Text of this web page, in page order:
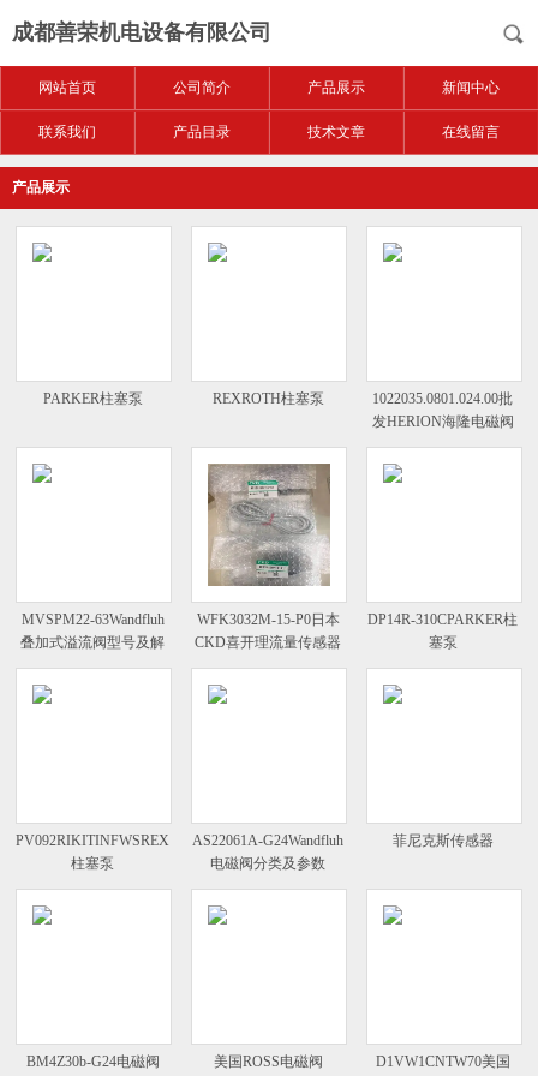
成都善荣机电设备有限公司
网站首页 公司简介 产品展示 新闻中心
联系我们 产品目录 技术文章 在线留言
产品展示
PARKER柱塞泵 REXROTH柱塞泵
1022035.0801.024.00批
发HERION海隆电磁阀
MVSPM22-63Wandfluh
叠加式溢流阀型号及解
析
WFK3032M-15-P0日本
CKD喜开理流量传感器
WFK系列
DP14R-310CPARKER柱
塞泵
PV092RIKITINFWSREXROTH
柱塞泵
AS22061A-G24Wandfluh
电磁阀分类及参数
菲尼克斯传感器
BM4Z30b-G24电磁阀
美国ROSS电磁阀
D1VW1CNTW70美国